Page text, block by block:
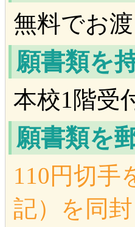
無料でお
願書類を
本校1階受
願書類を
110円切手
記）を同